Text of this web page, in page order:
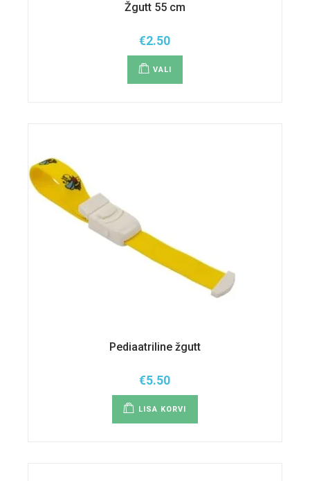
Žgutt 55 cm
€2.50
VALI
mitu
Pediaatriline žgutt
€5.50
LISA KORVI